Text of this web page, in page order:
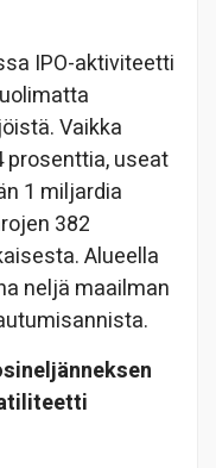
IPO-aktiviteetti
Vaikka
prosenttia, useat
1 miljardia
382
Alueella
neljä maailman